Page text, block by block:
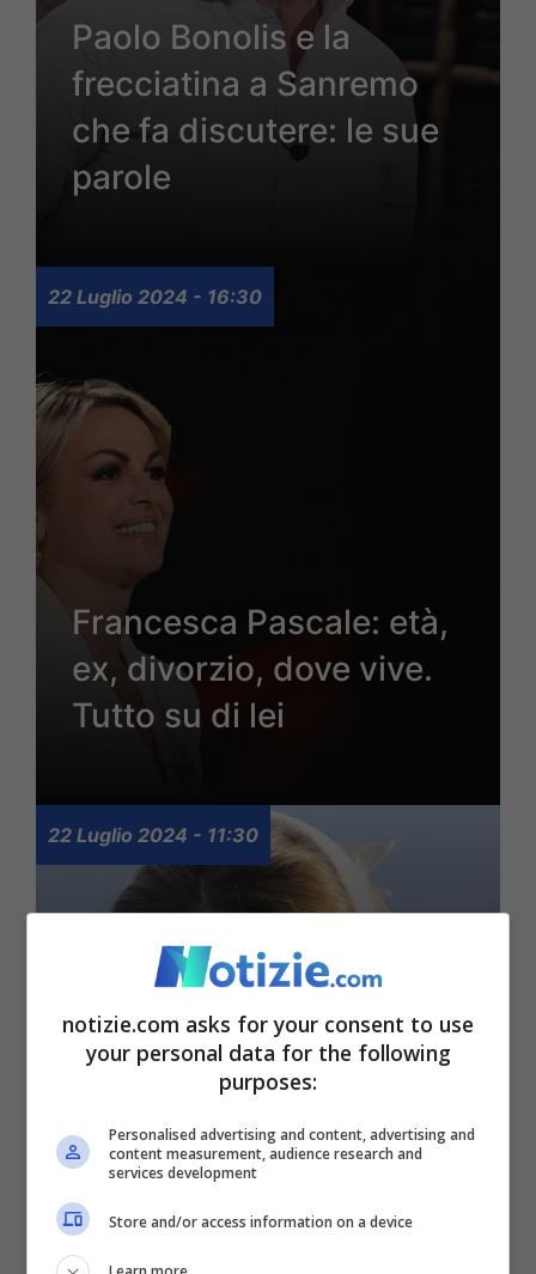
Paolo Bonolis e la
frecciatina a Sanremo
che fa discutere: le sue
parole
22 Luglio 2024 - 16:30
Francesca Pascale: età,
ex, divorzio, dove vive.
Tutto su di lei
22 Luglio 2024 - 11:30
Kate, la sua estate dopo
il cancro: cosa succede
alla Principessa
notizie.com asks for your consent to use
your personal data for the following
purposes:
Personalised advertising and content, advertising and
content measurement, audience research and
services development
Store and/or access information on a device